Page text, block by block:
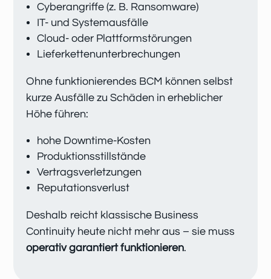
Cyberangriffe (z. B. Ransomware)
IT- und Systemausfälle
Cloud- oder Plattformstörungen
Lieferkettenunterbrechungen
Ohne funktionierendes BCM können selbst
kurze Ausfälle zu Schäden in erheblicher
Höhe führen:
hohe Downtime-Kosten
Produktionsstillstände
Vertragsverletzungen
Reputationsverlust
Deshalb reicht klassische Business
Continuity heute nicht mehr aus – sie muss
operativ garantiert funktionieren.